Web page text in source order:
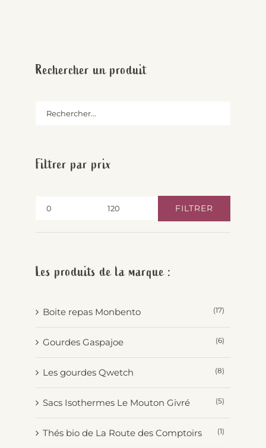
Rechercher un produit
Filtrer par prix
min
max
FILTRER
Les produits de la marque :
Boite repas Monbento (17)
Gourdes Gaspajoe (6)
Les gourdes Qwetch (8)
Sacs Isothermes Le Mouton Givré (5)
Thés bio de La Route des Comptoirs (1)